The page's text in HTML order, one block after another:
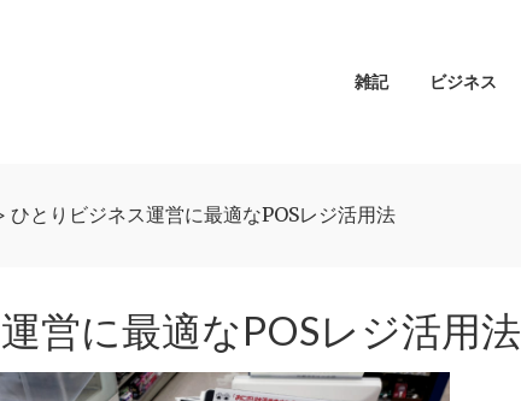
ビ
ョ
ン
雑記 ビジネス
ひとりビジネス運営に最適なPOSレジ活用法
営に最適なPOSレジ活用法